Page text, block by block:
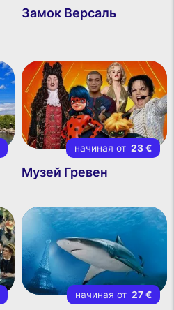
Замок Версаль
начиная от 23 €
Музей Гревен
начиная от 27 €